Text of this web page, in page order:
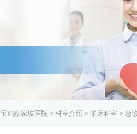
宝鸡蔡家坡医院 > 科室介绍 > 临床科室 > 急